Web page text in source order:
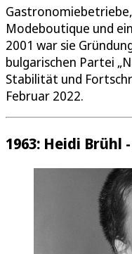
Modeboutique und
2001 war sie
bulgarischen Partei
Stabilität und
Februar 2022.
1963: Heidi Brühl